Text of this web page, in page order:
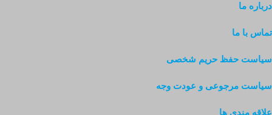
درباره ما
تماس با ما
سیاست حفظ حریم شخصی
سیاست مرجوعی و عودت وجه
علاقه مندی ها